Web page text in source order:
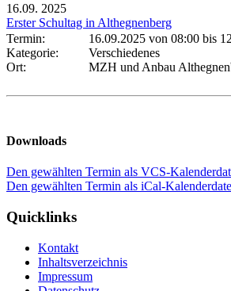
16.09. 2025
Erster Schultag in Althegnenberg
Termin:
16.09.2025 von 08:00 bis
Kategorie:
Verschiedenes
Ort:
MZH und Anbau
Downloads
Den gewählten Termin als VCS-
Den gewählten Termin als iCal-
Quicklinks
Kontakt
Inhaltsverzeichnis
Impressum